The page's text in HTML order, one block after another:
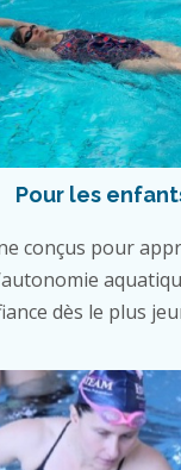
Pour les
conçus pour
dès le plus